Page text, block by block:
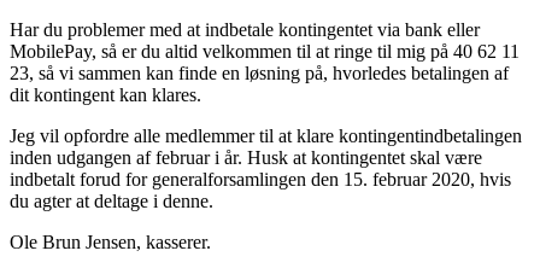
Har du problemer med at indbetale kontingentet via bank eller
MobilePay, så er du altid velkommen til at ringe til mig på 40 62 11
23, så vi sammen kan finde en løsning på, hvorledes betalingen af
dit kontingent kan klares.
Jeg vil opfordre alle medlemmer til at klare kontingentindbetalingen
inden udgangen af februar i år. Husk at kontingentet skal være
indbetalt forud for generalforsamlingen den 15. februar 2020, hvis
du agter at deltage i denne.
Ole Brun Jensen, kasserer.